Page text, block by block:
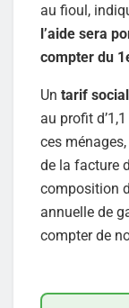
au fioul,
l’aide sera
compter du
Un tarif
au profit
ces
de la facture
composition
annuelle de
compter de